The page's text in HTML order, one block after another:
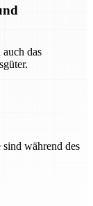
das
während des